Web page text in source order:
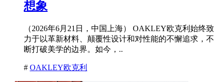
想象
（2026年6月21日，中国上海） OAKLEY欧克利始终致
力于以革新材料、颠覆性设计和对性能的不懈追求，不
断打破美学的边界。如今，..
# OAKLEY欧克利